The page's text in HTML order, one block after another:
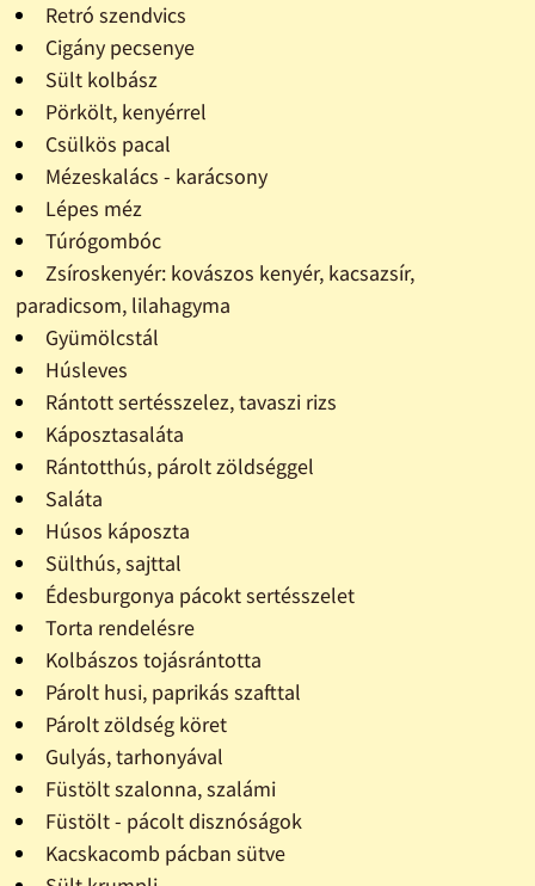
Retró szendvics
Cigány pecsenye
Sült kolbász
Pörkölt, kenyérrel
Csülkös pacal
Mézeskalács - karácsony
Lépes méz
Túrógombóc
Zsíroskenyér: kovászos kenyér, kacsazsír,
paradicsom, lilahagyma
Gyümölcstál
Húsleves
Rántott sertésszelez, tavaszi rizs
Káposztasaláta
Rántotthús, párolt zöldséggel
Saláta
Húsos káposzta
Sülthús, sajttal
Édesburgonya pácokt sertésszelet
Torta rendelésre
Kolbászos tojásrántotta
Párolt husi, paprikás szafttal
Párolt zöldség köret
Gulyás, tarhonyával
Füstölt szalonna, szalámi
Füstölt - pácolt disznóságok
Kacskacomb pácban sütve